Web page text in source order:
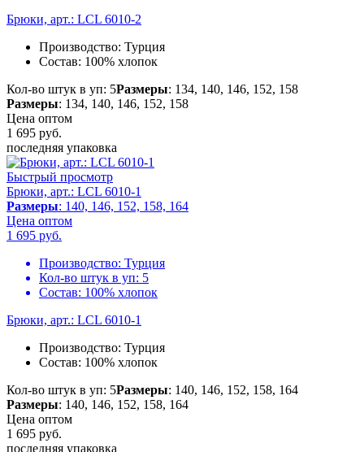
Брюки, арт.: LCL 6010-2
Производство: Турция
Состав: 100% хлопок
Кол-во штук в уп: 5Размеры: 134, 140, 146, 152, 158
Размеры: 134, 140, 146, 152, 158
Цена оптом
1 695 руб.
последняя упаковка
Быстрый просмотр
Брюки, арт.: LCL 6010-1
Размеры: 140, 146, 152, 158, 164
Цена оптом
1 695 руб.
Производство: Турция
Кол-во штук в уп: 5
Состав: 100% хлопок
Брюки, арт.: LCL 6010-1
Производство: Турция
Состав: 100% хлопок
Кол-во штук в уп: 5Размеры: 140, 146, 152, 158, 164
Размеры: 140, 146, 152, 158, 164
Цена оптом
1 695 руб.
последняя упаковка